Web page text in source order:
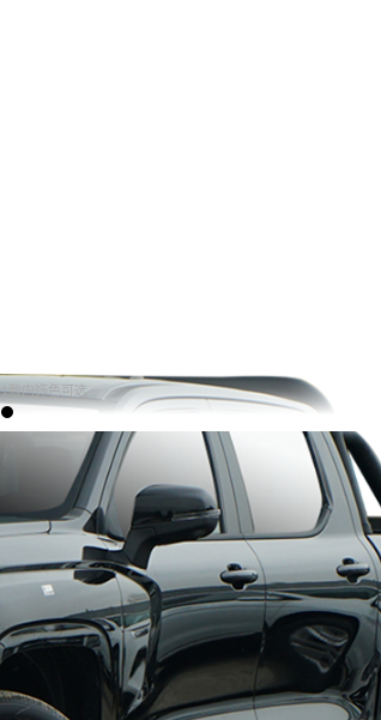
1款内饰色可选
车主口碑